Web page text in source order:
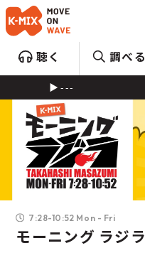
聴く 調べる
---
7:28-10:52 Mon - Fri
モーニング ラジラ